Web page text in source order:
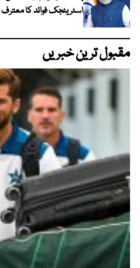
اسٹریٹجک فوائد کا معترف
مقبول ترین خبریں